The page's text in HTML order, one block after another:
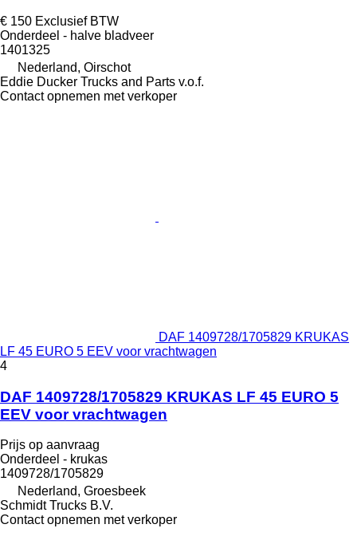
€ 150 Exclusief BTW
Onderdeel - halve bladveer
1401325
Nederland, Oirschot
Eddie Ducker Trucks and Parts v.o.f.
Contact opnemen met verkoper
DAF 1409728/1705829 KRUKAS
LF 45 EURO 5 EEV voor vrachtwagen
4
DAF 1409728/1705829 KRUKAS LF 45 EURO 5
EEV voor vrachtwagen
Prijs op aanvraag
Onderdeel - krukas
1409728/1705829
Nederland, Groesbeek
Schmidt Trucks B.V.
Contact opnemen met verkoper